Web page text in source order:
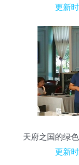
更新
天府之国的绿
更新